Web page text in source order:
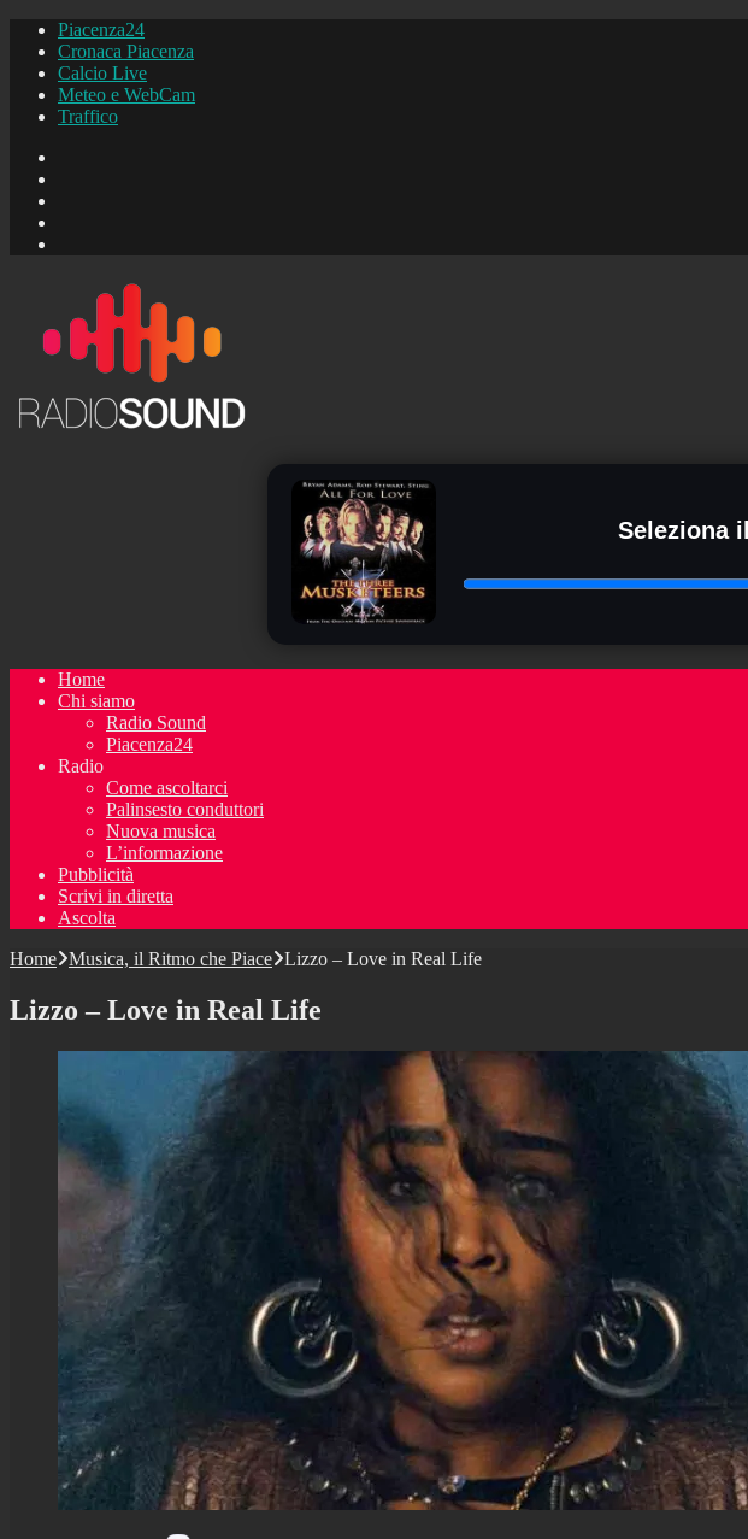
Piacenza24
Cronaca Piacenza
Calcio Live
Meteo e WebCam
Traffico
Seleziona
Home
Chi siamo
Radio Sound
Piacenza24
Radio
Come ascoltarci
Palinsesto conduttori
Nuova musica
L’informazione
Pubblicità
Scrivi in diretta
Ascolta
Home Musica, il Ritmo che Piace Lizzo – Love in Real Life
Lizzo – Love in Real Life